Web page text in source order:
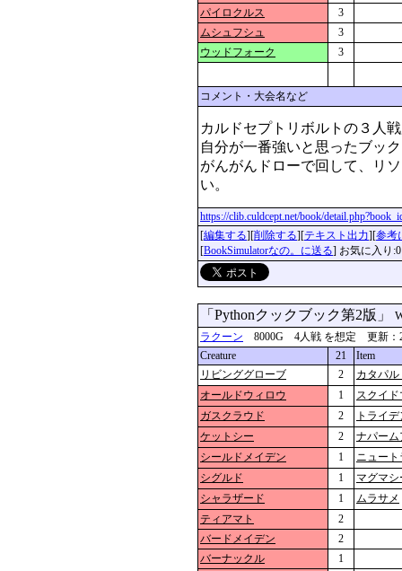
パイロクルス
3
ムシュフシュ
3
ウッドフォーク
3
コメント・大会名など
カルドセプトリボルトの３人
自分が一番強いと思ったブッ
がんがんドローで回して、リ
https://clib.culdcept.net/book/
[編集する][削除する][テキスト出力][参考
[BookSimulatorなの。に送る] お気に入り:0
「Pythonクックブック第2版」
ラクーン 8000G 4人戦 を想定 更新：
Creature
21
Item
リビンググローブ
2
カタパル
オールドウィロウ
1
スクイ
ガスクラウド
2
トライ
ケットシー
2
ナパーム
シールドメイデン
1
ニュー
シグルド
1
マグマ
シャラザード
1
ムラサメ
ティアマト
2
バードメイデン
2
バーナックル
1